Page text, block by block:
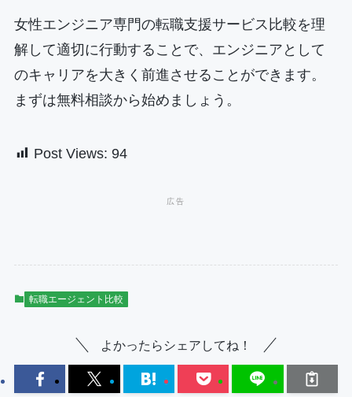
女性エンジニア専門の転職支援サービス比較を理
解して適切に行動することで、エンジニアとして
のキャリアを大きく前進させることができます。
まずは無料相談から始めましょう。
Post Views: 94
転職エージェント比較
よかったらシェアしてね！